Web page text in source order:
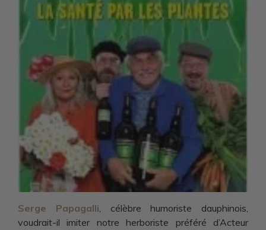
Serge Papagalli, célèbre humoriste dauphinois,
voudrait-il imiter notre herboriste préféré d’Acteur